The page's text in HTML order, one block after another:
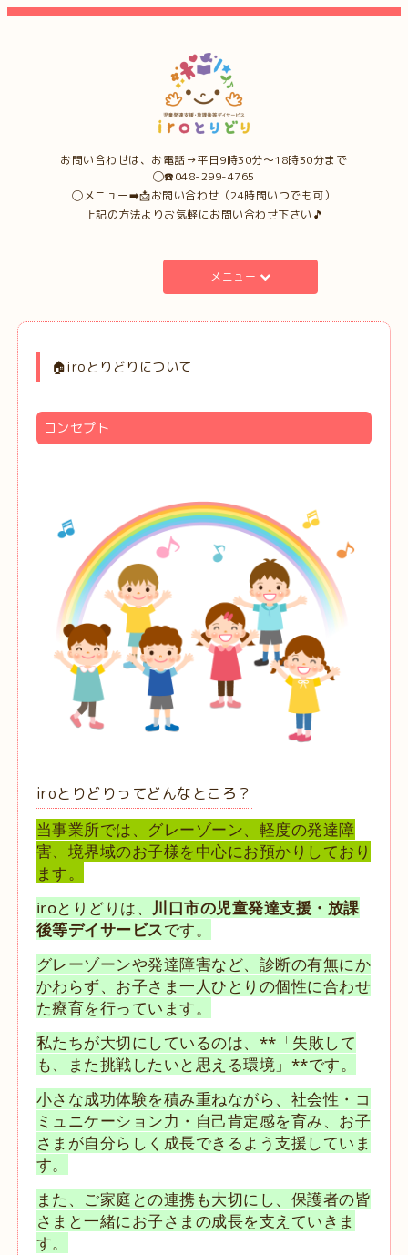
お問い合わせは、お電話→平日9時30分〜18時30分まで
◯☎️048-299-4765
◯メニュー➡️📩お問い合わせ（24時間いつでも可）
上記の方法よりお気軽にお問い合わせ下さい🎵
メニュー
🏠iroとりどりについて
コンセプト
iroとりどりってどんなところ？
当事業所では、グレーゾーン、軽度の発達障
害、境界域のお子様を中心にお預かりしており
ます。
iroとりどりは、 川口市の児童発達支援・放課
後等デイサービスです。
グレーゾーンや発達障害など、診断の有無にか
かわらず、お子さま一人ひとりの個性に合わせ
た療育を行っています。
私たちが大切にしているのは、**「失敗して
も、また挑戦したいと思える環境」**です。
小さな成功体験を積み重ねながら、社会性・コ
ミュニケーション力・自己肯定感を育み、お子
さまが自分らしく成長できるよう支援していま
す。
また、ご家庭との連携も大切にし、保護者の皆
さまと一緒にお子さまの成長を支えていきま
す。